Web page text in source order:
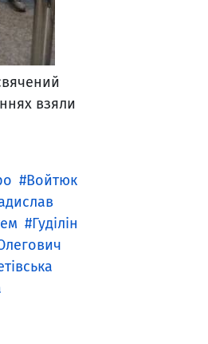
взяли
Войтюк
Гуділін